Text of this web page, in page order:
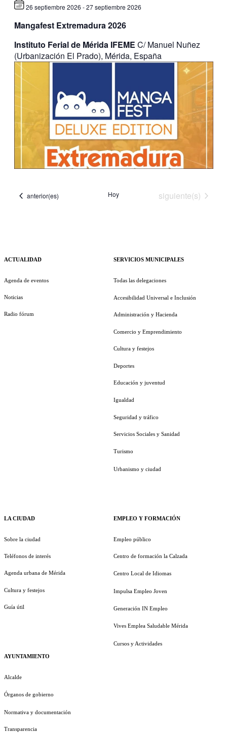
Mangafest Extremadura 2026
26 septiembre 2026 -27 septiembre 2026
Instituto Ferial de Mérida IFEME C/ Manuel Nuñez
(Urbanización El Prado), Mérida, España
Eventos
anterior(es) Hoy Eventos
siguiente(s)
ACTUALIDAD
Agenda de eventos
Noticias
Radio fórum
LA CIUDAD
Sobre la ciudad
Teléfonos de interés
Agenda urbana de Mérida
Cultura y festejos
Guía útil
AYUNTAMIENTO
Alcalde
Órganos de gobierno
Normativa y documentación
Transparencia
SERVICIOS MUNICIPALES
Todas las delegaciones
Accesibilidad Universal e Inclusión
Administración y Hacienda
Comercio y Emprendimiento
Cultura y festejos
Deportes
Educación y juventud
Igualdad
Seguridad y tráfico
Servicios Sociales y Sanidad
Turismo
Urbanismo y ciudad
EMPLEO Y FORMACIÓN
Empleo público
Centro de formación la Calzada
Centro Local de Idiomas
Impulsa Empleo Joven
Generación IN Empleo
Vives Emplea Saludable Mérida
Cursos y Actividades